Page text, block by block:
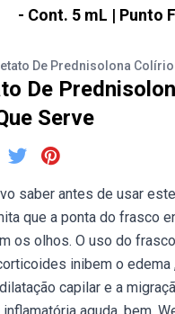
- Cont. 5 mL | Punto
De Prednisolona Colírio
De
Serve
saber antes de usar
que a ponta do frasco
os olhos. O uso do
inibem o edema
capilar e a